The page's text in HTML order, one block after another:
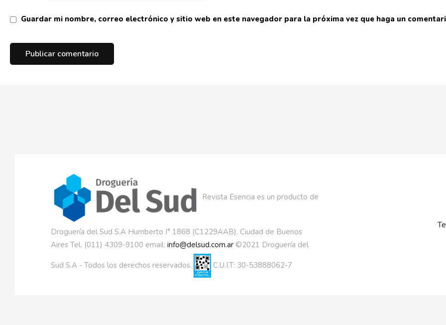
Guardar mi nombre, correo electrónico y sitio web en este navegador para la próxima vez que haga un
Revista Esencia es un producto de
Droguería del Sud S.A Humberto I° 1868 (C1229AAB), Ciudad de Buenos
Aires Tel. (011) 4309-9100 email: info@delsud.com.ar ©2021 Droguería del
Sud S.A - Todos los derechos reservados. C.U.I.T: 30-53888062-7